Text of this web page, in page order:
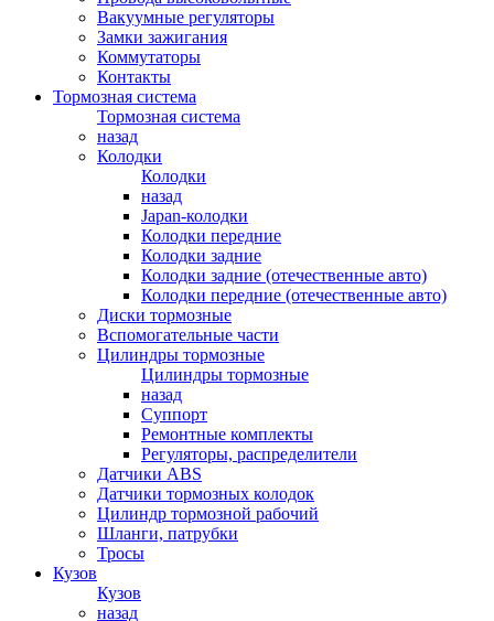
Вакуумные регуляторы
Замки зажигания
Коммутаторы
Контакты
Тормозная система
Тормозная система
назад
Колодки
Колодки
назад
Japan-колодки
Колодки передние
Колодки задние
Колодки задние (отечественные авто)
Колодки передние (отечественные авто)
Диски тормозные
Вспомогательные части
Цилиндры тормозные
Цилиндры тормозные
назад
Суппорт
Ремонтные комплекты
Регуляторы, распределители
Датчики ABS
Датчики тормозных колодок
Цилиндр тормозной рабочий
Шланги, патрубки
Тросы
Кузов
Кузов
назад